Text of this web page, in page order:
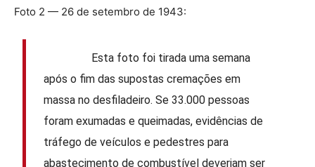
Foto 2 — 26 de setembro de 1943:
Esta foto foi tirada uma semana
após o fim das supostas cremações em
massa no desfiladeiro. Se 33.000 pessoas
foram exumadas e queimadas, evidências de
tráfego de veículos e pedestres para
abastecimento de combustível deveriam ser